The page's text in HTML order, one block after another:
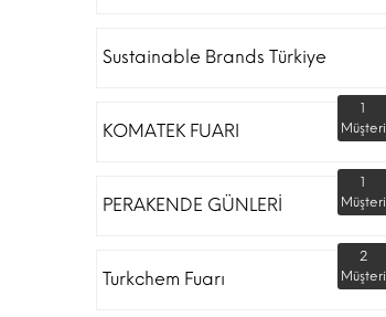
Sustainable Brands Türkiye
KOMATEK FUARI
1
Müşteri
PERAKENDE GÜNLERİ
1
Müşteri
Turkchem Fuarı
2
Müşteri